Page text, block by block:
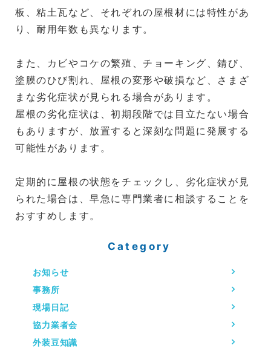
板、粘土瓦など、それぞれの屋根材には特性があ
り、耐用年数も異なります。
また、カビやコケの繁殖、チョーキング、錆び、
塗膜のひび割れ、屋根の変形や破損など、さまざ
まな劣化症状が見られる場合があります。
屋根の劣化症状は、初期段階では目立たない場合
もありますが、放置すると深刻な問題に発展する
可能性があります。
定期的に屋根の状態をチェックし、劣化症状が見
られた場合は、早急に専門業者に相談することを
おすすめします。
Category
お知らせ
事務所
現場日記
協力業者会
外装豆知識